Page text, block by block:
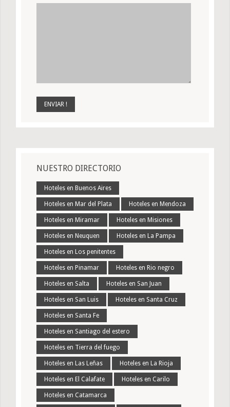
NUESTRO DIRECTORIO
Hoteles en Buenos Aires
Hoteles en Mar del Plata Hoteles en Mendoza
Hoteles en Miramar Hoteles en Misiones
Hoteles en Neuquen Hoteles en La Pampa
Hoteles en Los penitentes
Hoteles en Pinamar Hoteles en Rio negro
Hoteles en Salta Hoteles en San Juan
Hoteles en San Luis Hoteles en Santa Cruz
Hoteles en Santa Fe
Hoteles en Santiago del estero
Hoteles en Tierra del fuego
Hoteles en Las Leñas Hoteles en La Rioja
Hoteles en El Calafate Hoteles en Carilo
Hoteles en Catamarca